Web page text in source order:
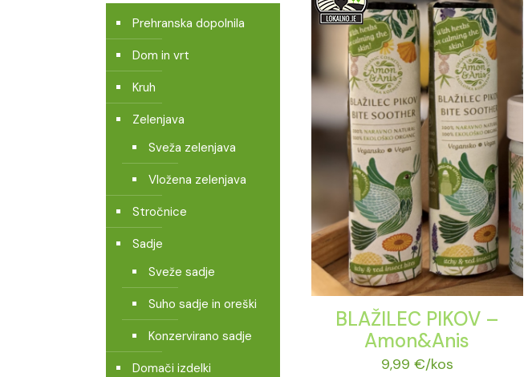
BLAŽILEC PIKOV –
Amon&Anis
9,99 €/kos
Prehranska dopolnila
Dom in vrt
Kruh
Zelenjava
Sveža zelenjava
Vložena zelenjava
Stročnice
Sadje
Sveže sadje
Suho sadje in oreški
Konzervirano sadje
Domači izdelki